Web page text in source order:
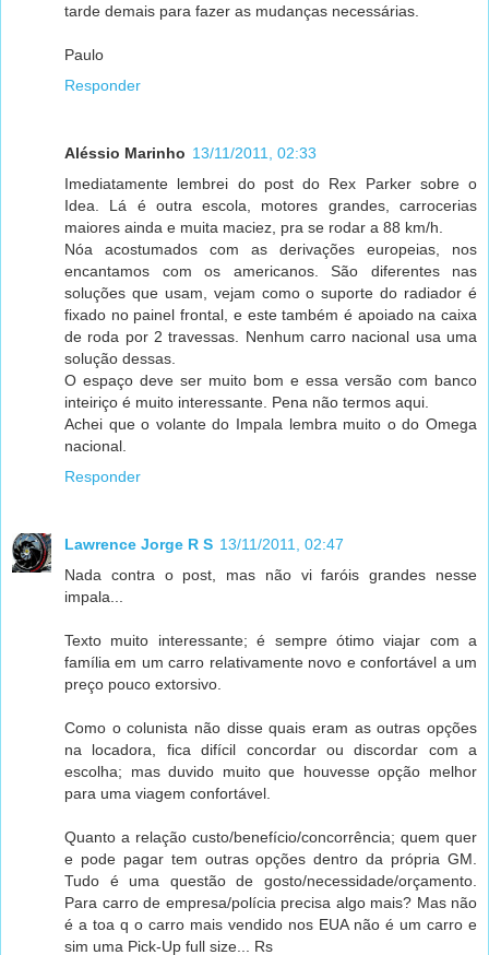
tarde demais para fazer as mudanças necessárias.
Paulo
Responder
Aléssio Marinho 13/11/2011, 02:33
Imediatamente lembrei do post do Rex Parker sobre o
Idea. Lá é outra escola, motores grandes, carrocerias
maiores ainda e muita maciez, pra se rodar a 88 km/h.
Nóa acostumados com as derivações europeias, nos
encantamos com os americanos. São diferentes nas
soluções que usam, vejam como o suporte do radiador é
fixado no painel frontal, e este também é apoiado na caixa
de roda por 2 travessas. Nenhum carro nacional usa uma
solução dessas.
O espaço deve ser muito bom e essa versão com banco
inteiriço é muito interessante. Pena não termos aqui.
Achei que o volante do Impala lembra muito o do Omega
nacional.
Responder
Lawrence Jorge R S 13/11/2011, 02:47
Nada contra o post, mas não vi faróis grandes nesse
impala...
Texto muito interessante; é sempre ótimo viajar com a
família em um carro relativamente novo e confortável a um
preço pouco extorsivo.
Como o colunista não disse quais eram as outras opções
na locadora, fica difícil concordar ou discordar com a
escolha; mas duvido muito que houvesse opção melhor
para uma viagem confortável.
Quanto a relação custo/benefício/concorrência; quem quer
e pode pagar tem outras opções dentro da própria GM.
Tudo é uma questão de gosto/necessidade/orçamento.
Para carro de empresa/polícia precisa algo mais? Mas não
é a toa q o carro mais vendido nos EUA não é um carro e
sim uma Pick-Up full size... Rs